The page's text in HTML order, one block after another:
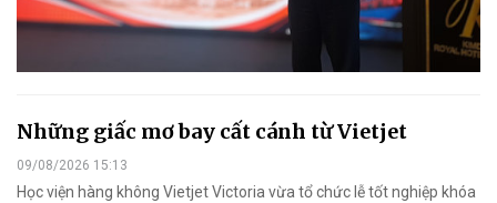
Những giấc mơ bay cất cánh từ Vietjet
09/08/2026 15:13
Học viện hàng không Vietjet Victoria vừa tổ chức lễ tốt nghiệp khóa